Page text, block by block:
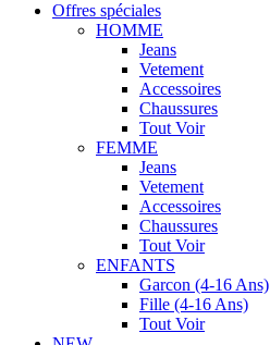
Offres spéciales
HOMME
Jeans
Vetement
Accessoires
Chaussures
Tout Voir
FEMME
Jeans
Vetement
Accessoires
Chaussures
Tout Voir
ENFANTS
Garcon (4-16 Ans)
Fille (4-16 Ans)
Tout Voir